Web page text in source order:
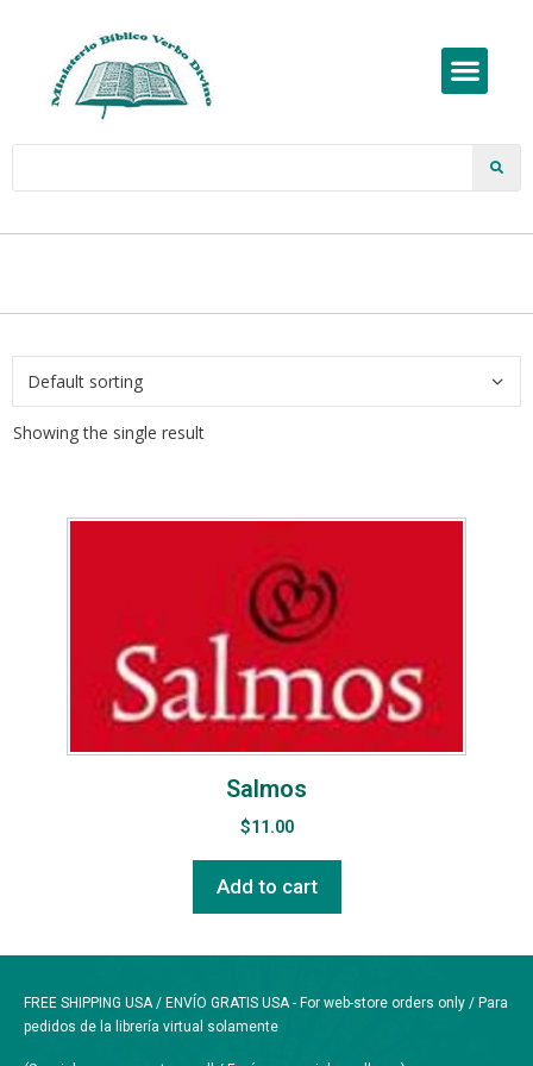
Showing the single result
Salmos
$11.00
Add to cart
FREE SHIPPING USA / ENVÍO GRATIS USA - For web-store orders only / Para
pedidos de la librería virtual solamente